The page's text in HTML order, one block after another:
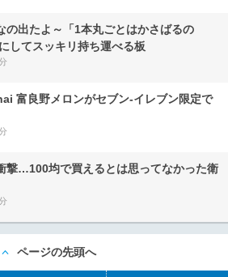
の出たよ～「1本丸ごとはかさばるの
してスッキリ持ち運べる板
富良野メロンがセブン‐イレブン限定で
撃…100均で買えるとは思ってなかった衛
ページの先頭へ